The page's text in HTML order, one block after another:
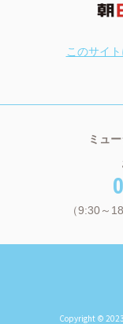
このサイ
ミュ
（9:30～
Copyright © 2023